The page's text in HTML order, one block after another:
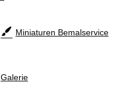
Miniaturen Bemalservice
Galerie